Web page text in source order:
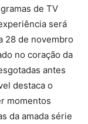
de TV
será
28 de novembro
no coração da
antes
destaca o
momentos
da amada série